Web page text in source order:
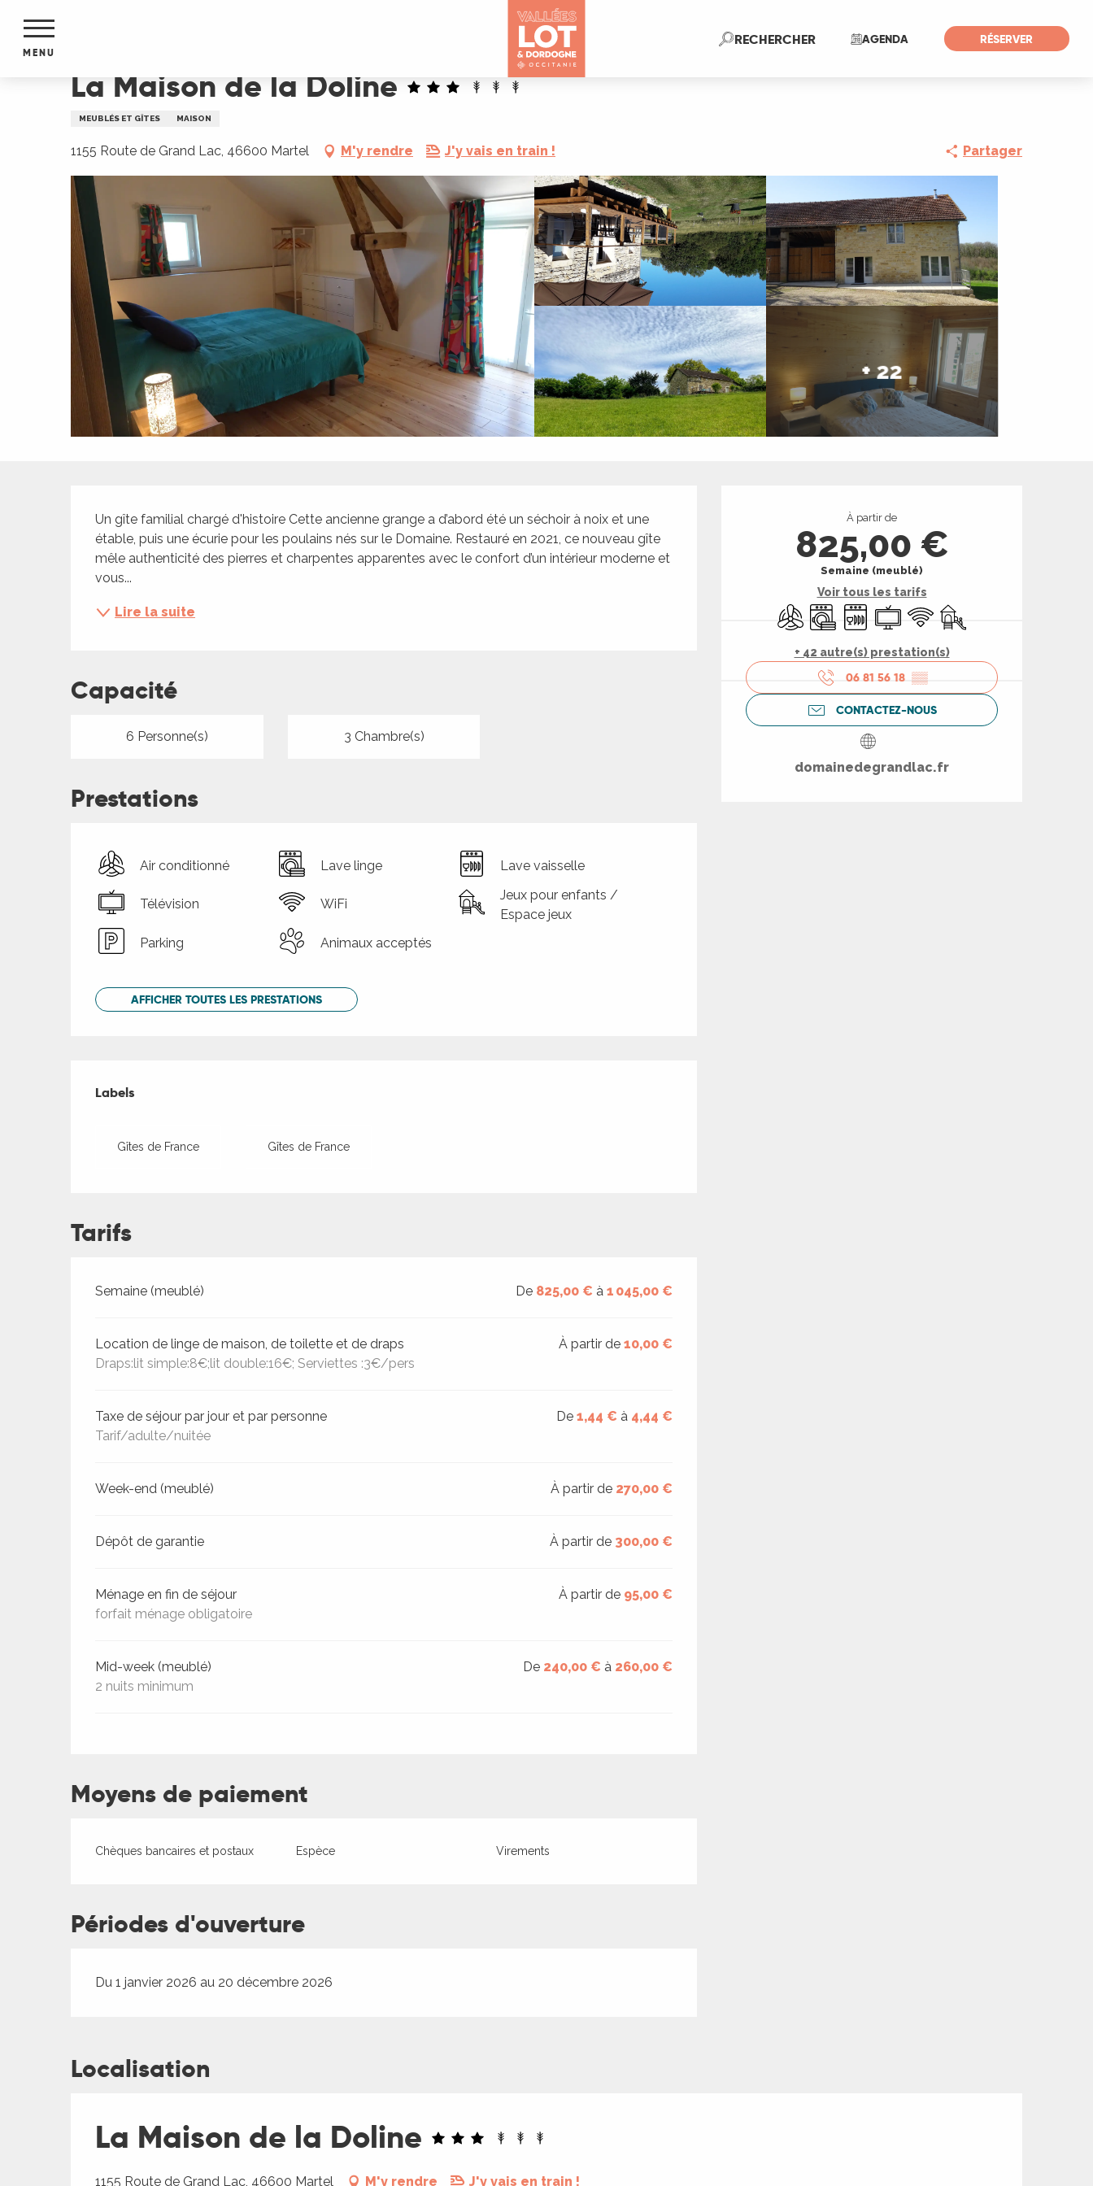
contenu
AGENDA RÉSERVER
RECHERCHERRecherche
MENU
La Maison de la Doline
MEUBLÉS ET GÎTES MAISON
1155 Route de Grand Lac, 46600 Martel M'y rendre J'y vais en train ! Partager
+ 22
Ouverture et
À partir de
825,00 €
Semaine (meublé)
Voir tous les tarifs
Air conditionné
Lave lingeLave vaisselle
Télévision
WiFi Jeux pour enfants /
+ 42 autre(s) prestation(s)
06 81 56 18 ▒▒
CONTACTEZ-NOUS
domainedegrandlac.fr
Description
Un gîte familial chargé d'histoire Cette ancienne grange a d’abord été un séchoir à noix et une
étable, puis une écurie pour les poulains nés sur le Domaine. Restauré en 2021, ce nouveau gîte
mêle authenticité des pierres et charpentes apparentes avec le confort d’un intérieur moderne et
vous...
Lire la suite
Capacité
6 Personne(s) 3 Chambre(s)
Prestations
Air conditionné Lave linge Lave vaisselle
Télévision WiFi
Jeux pour enfants /
Espace jeux
Parking
Animaux acceptés
AFFICHER TOUTES LES PRESTATIONS
Offres de prestations
Labels
Labels
Gîtes de France Gîtes de France
Tarifs
Tarifs 2026
Semaine (meublé) De 825,00 € à1 045,00 €
Location de linge de maison, de toilette et de draps
Draps:lit simple:8€;lit double:16€; Serviettes :3€/pers
À partir de10,00 €
Taxe de séjour par jour et par personne
Tarif/adulte/nuitée
De1,44 € à 4,44 €
Week-end (meublé) À partir de 270,00 €
Dépôt de garantie À partir de 300,00 €
Ménage en fin de séjour
forfait ménage obligatoire
À partir de 95,00 €
Mid-week (meublé)
2 nuits minimum
De 240,00 € à 260,00 €
Moyens de paiement
Chèques bancaires et postaux Espèce Virements
Périodes d'ouverture
Du 1 janvier 2026 au 20 décembre 2026
Localisation
La Maison de la Doline
1155 Route de Grand Lac, 46600 Martel M'y rendre J'y vais en train !